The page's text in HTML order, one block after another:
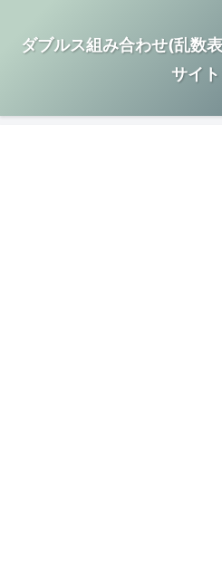
ダブルス組み合わせ(乱数
サイト